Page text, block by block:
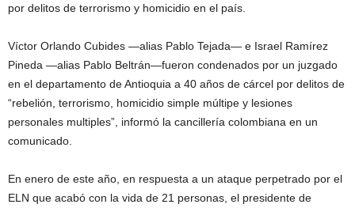
por delitos de terrorismo y homicidio en el país.
Víctor Orlando Cubides —alias Pablo Tejada— e Israel Ramírez
Pineda —alias Pablo Beltrán—fueron condenados por un juzgado
en el departamento de Antioquia a 40 años de cárcel por delitos de
“rebelión, terrorismo, homicidio simple múltipe y lesiones
personales multiples”, informó la cancillería colombiana en un
comunicado.
En enero de este año, en respuesta a un ataque perpetrado por el
ELN que acabó con la vida de 21 personas, el presidente de